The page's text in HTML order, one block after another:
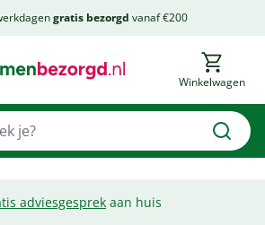
gratis bezorgd vanaf €200
Winkelwagen
adviesgesprek aan huis